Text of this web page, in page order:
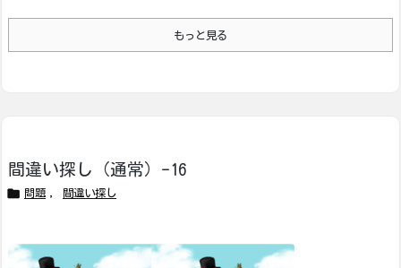
もっと見る
間違い探し（通常）-16
 問題 間違い探し